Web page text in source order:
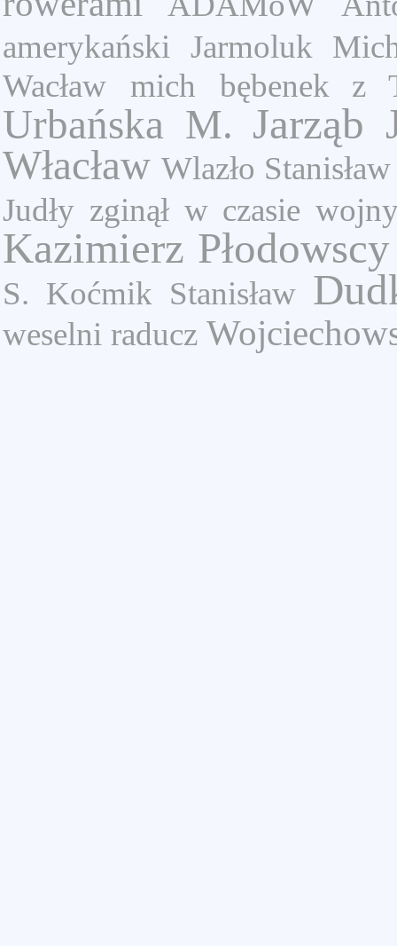
amerykański
Jarmoluk
Wacław
mich bębenek z
Urbańska M. Jarząb
Włacław Wlazło Stanisław
Judły zginął w czasie
Kazimierz Płodowscy
S. Koćmik Stanisław
weselni raducz